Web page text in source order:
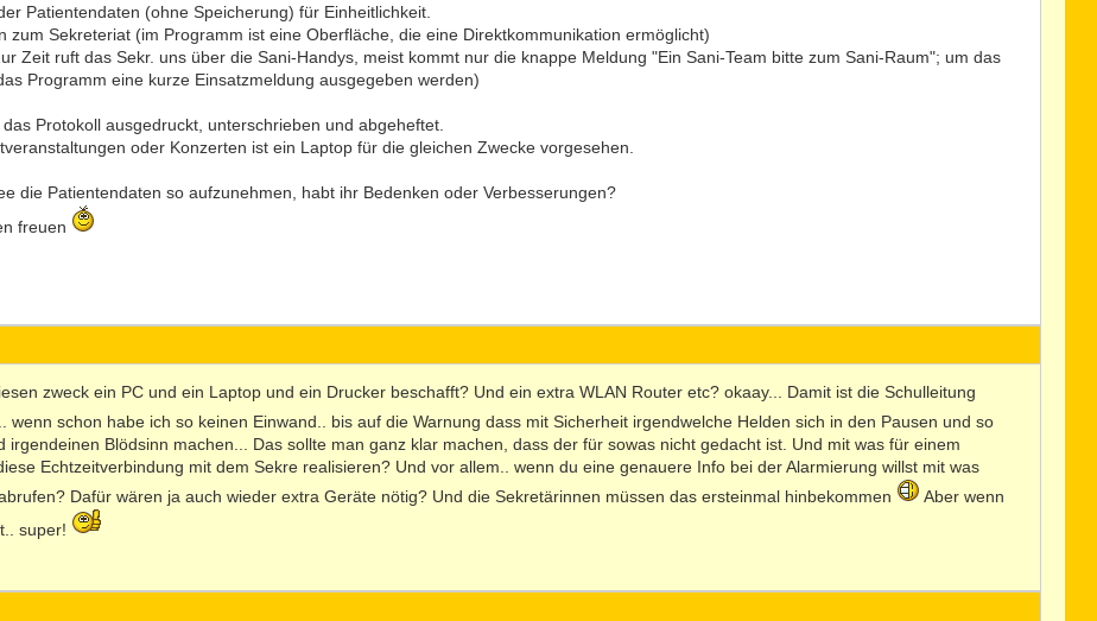
Patientendaten (ohne Speicherung) für Einheitlichkeit.
zum Sekreteriat (im Programm ist eine Oberfläche, die eine Direktkommunikation ermöglicht)
Zeit ruft das Sekr. uns über die Sani-Handys, meist kommt nur die knappe Meldung "Ein Sani-Team bitte zum Sani-Raum"; um das
Programm eine kurze Einsatzmeldung ausgegeben werden)
Protokoll ausgedruckt, unterschrieben und abgeheftet.
oder Konzerten ist ein Laptop für die gleichen Zwecke vorgesehen.
die Patientendaten so aufzunehmen, habt ihr Bedenken oder Verbesserungen?
freuen
zweck ein PC und ein Laptop und ein Drucker beschafft? Und ein extra WLAN Router etc? okaay... Damit ist die Schulleitung
wenn schon habe ich so keinen Einwand.. bis auf die Warnung dass mit Sicherheit irgendwelche Helden sich in den Pausen und so
irgendeinen Blödsinn machen... Das sollte man ganz klar machen, dass der für sowas nicht gedacht ist. Und mit was für einem
Echtzeitverbindung mit dem Sekre realisieren? Und vor allem.. wenn du eine genauere Info bei der Alarmierung willst mit was
Dafür wären ja auch wieder extra Geräte nötig? Und die Sekretärinnen müssen das ersteinmal hinbekommen
Aber wenn
super!